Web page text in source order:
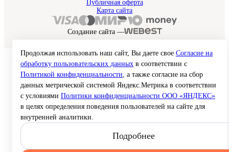
Публичная оферта
Карта сайта
Создание сайта —
Продолжая использовать наш сайт, Вы даете свое Согласие на
обработку пользовательских данных в соответствии с
Политикой конфиденциальности, а также согласие на сбор
данных метрической системой Яндекс.Метрика в соответствии
с условиями Политики конфиденциальности ООО «ЯНДЕКС»
в целях определения поведения пользователей на сайте для
внутренней аналитики.
Подробнее